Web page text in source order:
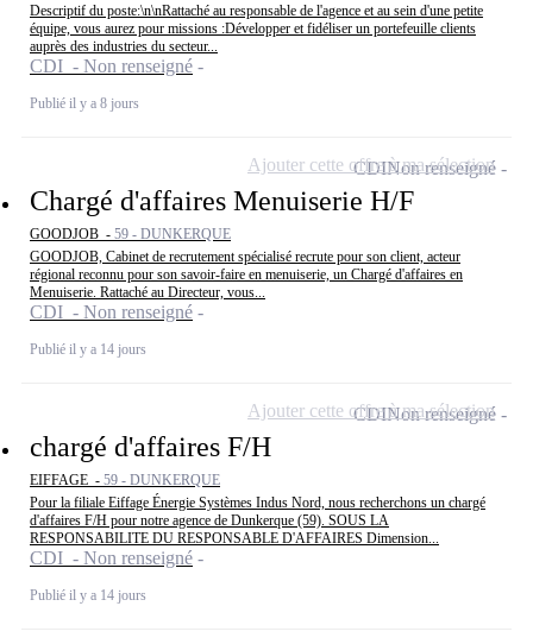
Descriptif du poste:\n\nRattaché au responsable de l'agence et au sein d'une petite
équipe, vous aurez pour missions :Développer et fidéliser un portefeuille clients
auprès des industries du secteur...
CDI - Non renseigné
Publié il y a 8 jours
Chargé d'affaires Menuiserie H/F
GOODJOB - 59 - DUNKERQUE
GOODJOB, Cabinet de recrutement spécialisé recrute pour son client, acteur
régional reconnu pour son savoir-faire en menuiserie, un Chargé d'affaires en
Menuiserie. Rattaché au Directeur, vous...
CDI - Non renseigné
Publié il y a 14 jours
CDINon renseigné
Ajouter cette offre à ma sélection
chargé d'affaires F/H
EIFFAGE - 59 - DUNKERQUE
Pour la filiale Eiffage Énergie Systèmes Indus Nord, nous recherchons un chargé
d'affaires F/H pour notre agence de Dunkerque (59). SOUS LA
RESPONSABILITE DU RESPONSABLE D'AFFAIRES Dimension...
CDI - Non renseigné
Publié il y a 14 jours
CDINon renseigné
Ajouter cette offre à ma sélection